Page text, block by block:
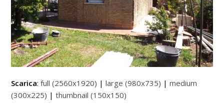
Scarica:full (2560x1920) |large (980x735) |medium
(300x225) |thumbnail (150x150)